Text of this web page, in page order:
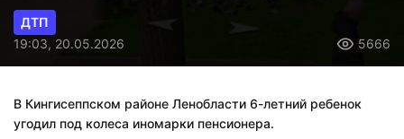
ДТП
19:03, 20.05.2026
5666
В Кингисеппском районе Ленобласти 6-летний ребенок
угодил под колеса иномарки пенсионера.